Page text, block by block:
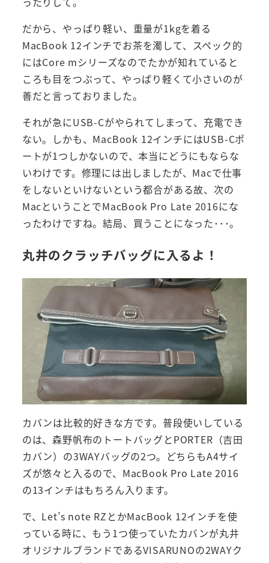
だから、やっぱり軽い、重量が1kgを着る
MacBook 12インチでお茶を濁して、スペック的
にはCore mシリーズなのでたかが知れていると
ころも目をつぶって、やっぱり軽くて小さいのが
善だと言っておりました。
それが急にUSB-Cがやられてしまって、充電でき
ない。しかも、MacBook 12インチにはUSB-Cポ
ートが1つしかないので、本当にどうにもならな
いわけです。修理には出しましたが、Macで仕事
をしないといけないという都合がある故、次の
MacということでMacBook Pro Late 2016にな
ったわけですね。結局、買うことになった･･･。
丸井のクラッチバッグに入るよ！
カバンは比較的好きな方です。普段使いしている
のは、森野帆布のトートバッグとPORTER（吉田
カバン）の3WAYバッグの2つ。どちらもA4サイ
ズが悠々と入るので、MacBook Pro Late 2016
の13インチはもちろん入ります。
で、Let’s note RZとかMacBook 12インチを使
っている時に、もう1つ使っていたカバンが丸井
オリジナルブランドであるVISARUNOの2WAYク